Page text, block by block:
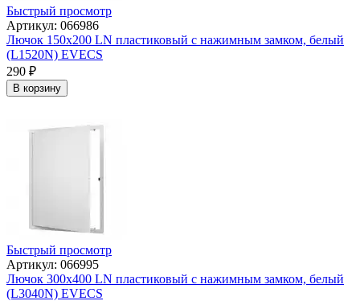
Быстрый просмотр
Артикул: 066986
Лючок 150х200 LN пластиковый с нажимным замком, белый
(L1520N) EVECS
290 ₽
В корзину
Быстрый просмотр
Артикул: 066995
Лючок 300х400 LN пластиковый с нажимным замком, белый
(L3040N) EVECS